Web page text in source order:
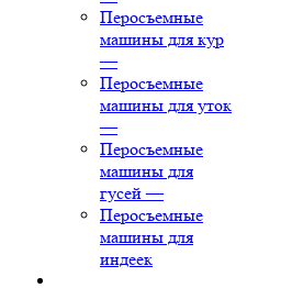
Перосъемные
машины для кур
—
Перосъемные
машины для уток
—
Перосъемные
машины для
гусей —
Перосъемные
машины для
индеек